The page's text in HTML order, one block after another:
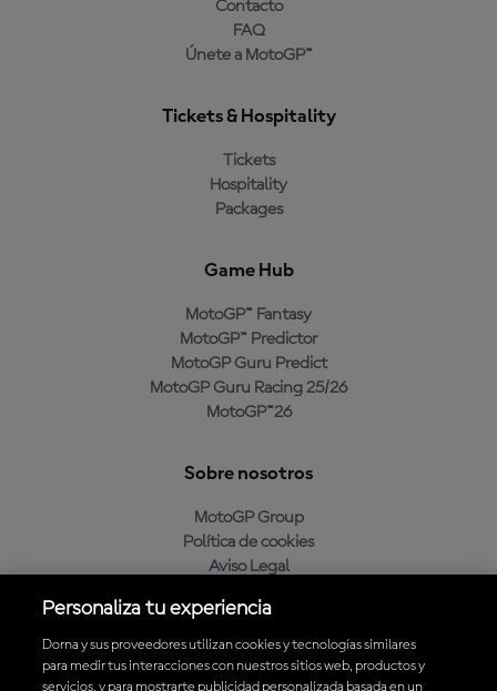
Contacto
FAQ
Únete a MotoGP™
Tickets & Hospitality
Tickets
Hospitality
Packages
Game Hub
MotoGP™ Fantasy
MotoGP™ Predictor
MotoGP Guru Predict
MotoGP Guru Racing 25/26
MotoGP™26
Sobre nosotros
MotoGP Group
Política de cookies
Aviso Legal
Política de compra
Personaliza tu experiencia
Dorna y sus proveedores utilizan cookies y tecnologías similares
para medir tus interacciones con nuestros sitios web, productos y
servicios, y para mostrarte publicidad personalizada basada en un